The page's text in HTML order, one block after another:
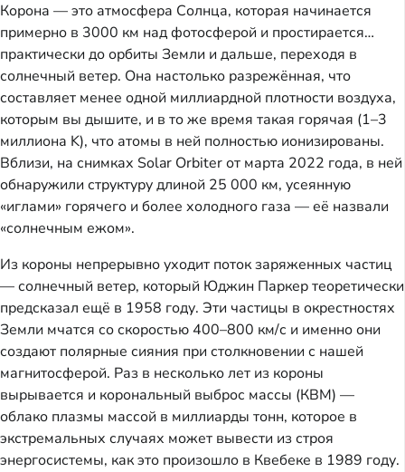
Корона — это атмосфера Солнца, которая начинается
примерно в 3000 км над фотосферой и простирается…
практически до орбиты Земли и дальше, переходя в
солнечный ветер. Она настолько разрежённая, что
составляет менее одной миллиардной плотности воздуха,
которым вы дышите, и в то же время такая горячая (1–3
миллиона K), что атомы в ней полностью ионизированы.
Вблизи, на снимках Solar Orbiter от марта 2022 года, в ней
обнаружили структуру длиной 25 000 км, усеянную
«иглами» горячего и более холодного газа — её назвали
«солнечным ежом».
Из короны непрерывно уходит поток заряженных частиц
— солнечный ветер, который Юджин Паркер теоретически
предсказал ещё в 1958 году. Эти частицы в окрестностях
Земли мчатся со скоростью 400–800 км/с и именно они
создают полярные сияния при столкновении с нашей
магнитосферой. Раз в несколько лет из короны
вырывается и корональный выброс массы (КВМ) —
облако плазмы массой в миллиарды тонн, которое в
экстремальных случаях может вывести из строя
энергосистемы, как это произошло в Квебеке в 1989 году.